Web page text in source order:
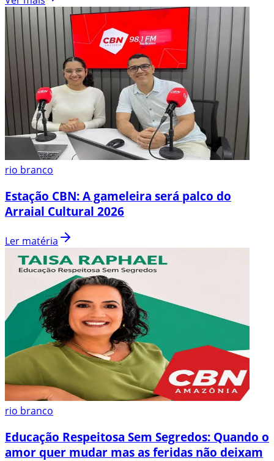
rio branco
Estação CBN: A gameleira será palco do
Arraial Cultural 2026
Ler matéria
rio branco
Educação Respeitosa Sem Segredos: Quando o
amor quer mudar mas as feridas não deixam